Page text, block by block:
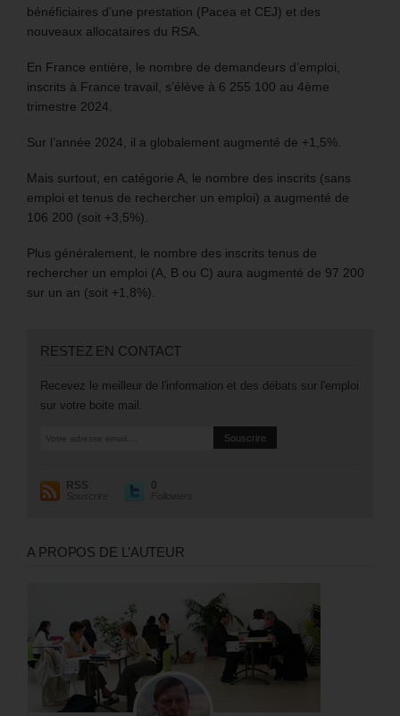
bénéficiaires d’une prestation (Pacea et CEJ) et des
nouveaux allocataires du RSA.
En France entière, le nombre de demandeurs d’emploi,
inscrits à France travail, s’élève à 6 255 100 au 4ème
trimestre 2024.
Sur l’année 2024, il a globalement augmenté de +1,5%.
Mais surtout, en catégorie A, le nombre des inscrits (sans
emploi et tenus de rechercher un emploi) a augmenté de
106 200 (soit +3,5%).
Plus généralement, le nombre des inscrits tenus de
rechercher un emploi (A, B ou C) aura augmenté de 97 200
sur un an (soit +1,8%).
RESTEZ EN CONTACT
Recevez le meilleur de l'information et des débats sur l'emploi
sur votre boite mail.
RSS
Souscrire
0
Followers
A PROPOS DE L’AUTEUR